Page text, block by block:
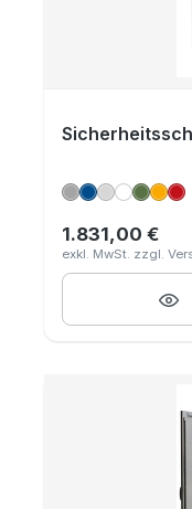
Regulärer Preis:
1.831,00 €